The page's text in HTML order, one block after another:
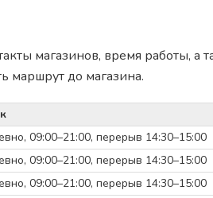
магазинов, время работы, а
маршрут до магазина.
09:00–21:00, перерыв 14:30–15:00
09:00–21:00, перерыв 14:30–15:00
09:00–21:00, перерыв 14:30–15:00